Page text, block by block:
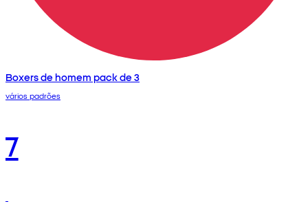
Boxers de homem pack de 3
vários padrões
7